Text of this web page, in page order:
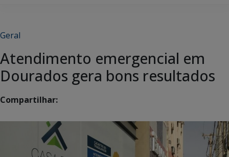
Geral
Atendimento emergencial em
Dourados gera bons resultados
Compartilhar: